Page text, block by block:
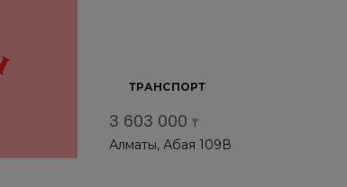
ТРАНСПОРТ
3 603 000 ₸
Алматы, Абая 109В